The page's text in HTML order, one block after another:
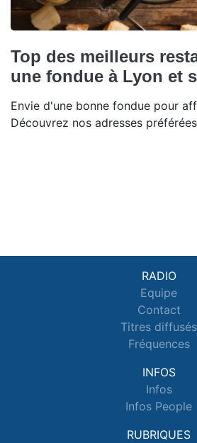
Top des meilleurs
une fondue à Lyon et
Envie d'une bonne fondue pour
Découvrez nos adresses
RADIO
Equipe
Contact
Titres diffusés
Fréquences
INFOS
Infos
Infos People
RUBRIQUES